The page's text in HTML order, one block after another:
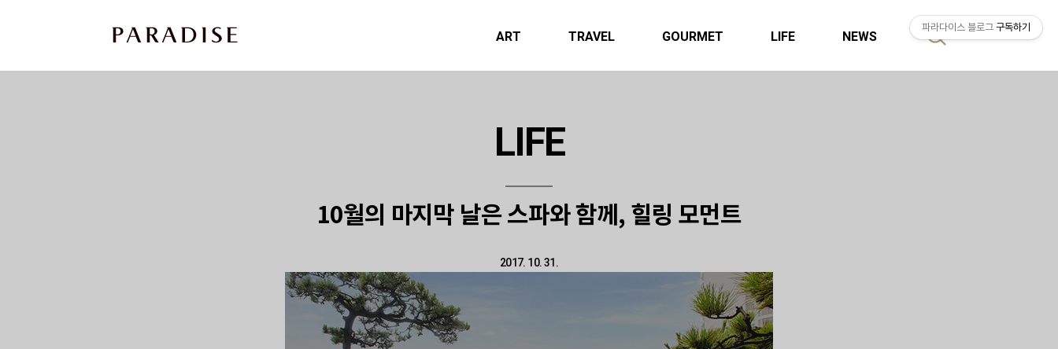
ART TRAVEL GOURMET LIFE NEWS
검
상
LIFE
10월의 마지막 날은 스파와 함께, 힐링 모먼트
2017. 10. 31.
파라다이스 블로그 구독하기